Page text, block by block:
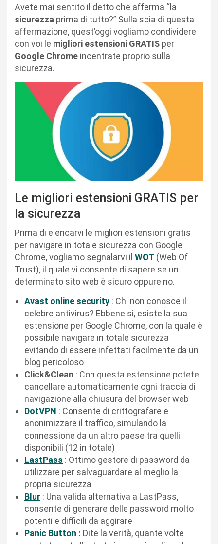
Avete mai sentito il detto che afferma “la
sicurezza prima di tutto?” Sulla scia di questa
affermazione, quest’oggi vogliamo condividere
con voi le migliori estensioni GRATIS per
Google Chrome incentrate proprio sulla
sicurezza.
Le migliori estensioni GRATIS per
la sicurezza
Prima di elencarvi le migliori estensioni gratis
per navigare in totale sicurezza con Google
Chrome, vogliamo segnalarvi il WOT (Web Of
Trust), il quale vi consente di sapere se un
determinato sito web è sicuro oppure no.
Avast online security : Chi non conosce il
celebre antivirus? Ebbene si, esiste la sua
estensione per Google Chrome, con la quale è
possibile navigare in totale sicurezza
evitando di essere infettati facilmente da un
blog pericoloso
Click&Clean : Con questa estensione potete
cancellare automaticamente ogni traccia di
navigazione alla chiusura del browser web
DotVPN : Consente di crittografare e
anonimizzare il traffico, simulando la
connessione da un altro paese tra quelli
disponibili (12 in totale)
LastPass : Ottimo gestore di password da
utilizzare per salvaguardare al meglio la
propria sicurezza
Blur : Una valida alternativa a LastPass,
consente di generare delle password molto
potenti e difficili da aggirare
Panic Button : Dite la verità, quante volte